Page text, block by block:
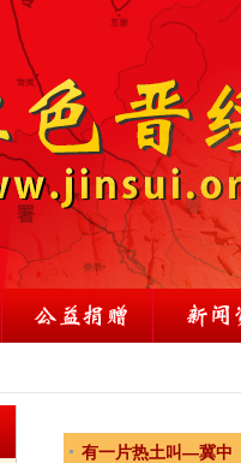
有一片热土叫—冀中